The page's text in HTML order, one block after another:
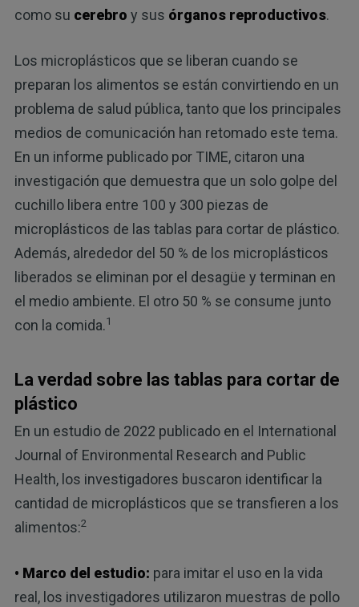
como su cerebro y sus órganos reproductivos.
Los microplásticos que se liberan cuando se
preparan los alimentos se están convirtiendo en un
problema de salud pública, tanto que los principales
medios de comunicación han retomado este tema.
En un informe publicado por TIME, citaron una
investigación que demuestra que un solo golpe del
cuchillo libera entre 100 y 300 piezas de
microplásticos de las tablas para cortar de plástico.
Además, alrededor del 50 % de los microplásticos
liberados se eliminan por el desagüe y terminan en
el medio ambiente. El otro 50 % se consume junto
con la comida.1
La verdad sobre las tablas para cortar de
plástico
En un estudio de 2022 publicado en el International
Journal of Environmental Research and Public
Health, los investigadores buscaron identificar la
cantidad de microplásticos que se transfieren a los
alimentos:2
• Marco del estudio: para imitar el uso en la vida
real, los investigadores utilizaron muestras de pollo